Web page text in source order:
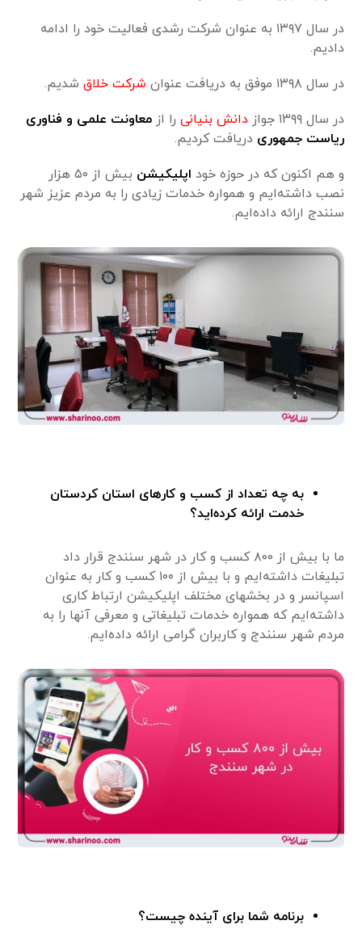
در سال ۱۳۹۷ به عنوان شرکت رشدی فعالیت خود را ادامه
دادیم.
در سال ۱۳۹۸ موفق به دریافت عنوان
شرکت خلاق شدیم.
در سال ۱۳۹۹ جواز
دانش بنیانی را ازمعاونت علمی و فناوری
ریاست جمهوری دریافت کردیم.
و هم اکنون که در حوزه خود اپلیکیشن
بیش از ۵۰ هزار
نصب داشته‌ایم و همواره خدمات زیادی را به مردم عزیز شهر
سنندج ارائه داده‌ایم.
به چه تعداد از کسب و کارهای استان کردستان
خدمت ارائه کرده‌اید؟
ما با بیش از ۸۰۰ کسب و کار در شهر سنندج قرار داد
تبلیغات داشته‌ایم و با بیش از ۱۰۰ کسب و کار به عنوان
اسپانسر و در بخشهای مختلف اپلیکیشن ارتباط کاری
داشته‌ایم که همواره خدمات تبلیغاتی و معرفی آنها را به
مردم شهر سنندج و کاربران گرامی ارائه داده‌ایم.
برنامه شما برای آینده چیست؟